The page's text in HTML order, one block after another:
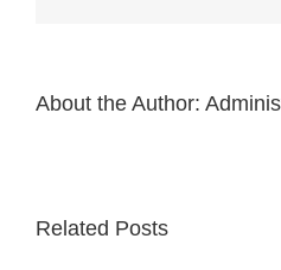
About the Author:
Related Posts